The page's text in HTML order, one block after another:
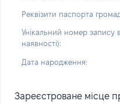
Реквізити паспорта
Унікальний номер запису
наявності):
Дата народження:
Зареєстроване місце